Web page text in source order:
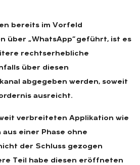
bereits im Vorfeld
über „WhatsApp“ geführt, ist es
rechtserhebliche
über diesen
abgegeben werden, soweit
ausreicht.
verbreiteten Applikation wie
aus einer Phase ohne
der Schluss gezogen
Teil habe diesen eröffneten